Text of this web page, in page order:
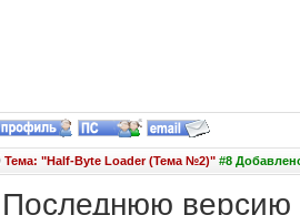
Тема: "Half-Byte Loader (Тема №2)"#8
Последнюю версию